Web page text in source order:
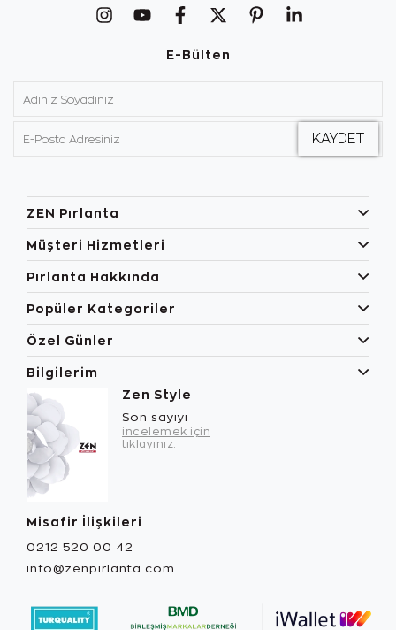
E-Bülten
ZEN Pırlanta
Müşteri Hizmetleri
Pırlanta Hakkında
Popüler Kategoriler
Özel Günler
Bilgilerim
Zen Style
Son sayıyı
incelemek için
tıklayınız.
Misafir İlişkileri
0212 520 00 42
info@zenpirlanta.com